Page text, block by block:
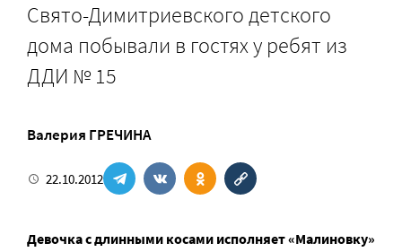
Свято-Димитриевского детского
дома побывали в гостях у ребят из
ДДИ № 15
Валерия ГРЕЧИНА
22.10.2012
Девочка с длинными косами исполняет «Малиновку»